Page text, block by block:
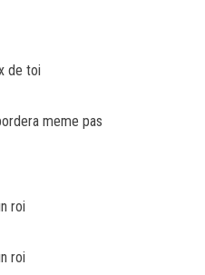
de toi
meme pas
roi
roi